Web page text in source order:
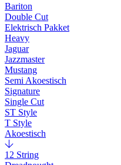
Bariton
Double Cut
Elektrisch Pakket
Heavy
Jaguar
Jazzmaster
Mustang
Semi Akoestisch
Signature
Single Cut
ST Style
T Style
Akoestisch
12 String